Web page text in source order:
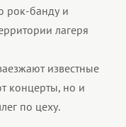
рок-банду и
лагеря
известные
концерты, но и
по цеху.